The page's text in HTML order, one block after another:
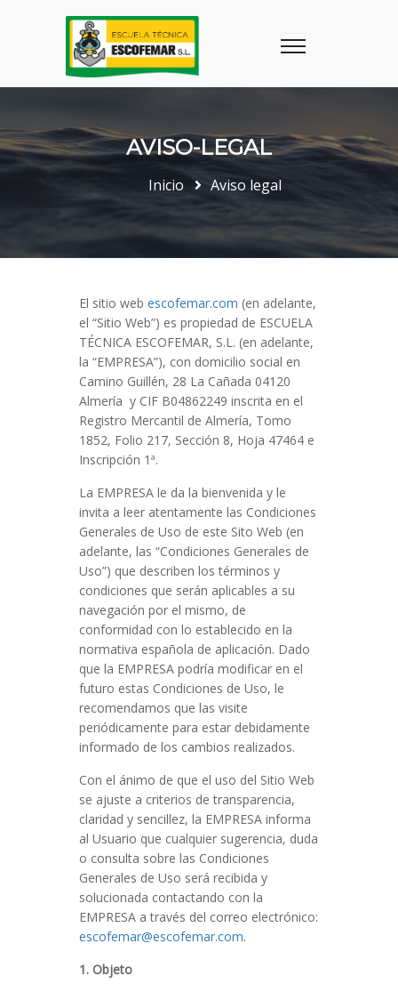
AVISO-LEGAL
Inicio Aviso legal
El sitio web escofemar.com (en adelante,
el “Sitio Web”) es propiedad de ESCUELA
TÉCNICA ESCOFEMAR, S.L. (en adelante,
la “EMPRESA”), con domicilio social en
Camino Guillén, 28 La Cañada 04120
Almería y CIF B04862249 inscrita en el
Registro Mercantil de Almería, Tomo
1852, Folio 217, Sección 8, Hoja 47464 e
Inscripción 1ª.
La EMPRESA le da la bienvenida y le
invita a leer atentamente las Condiciones
Generales de Uso de este Sito Web (en
adelante, las “Condiciones Generales de
Uso”) que describen los términos y
condiciones que serán aplicables a su
navegación por el mismo, de
conformidad con lo establecido en la
normativa española de aplicación. Dado
que la EMPRESA podría modificar en el
futuro estas Condiciones de Uso, le
recomendamos que las visite
periódicamente para estar debidamente
informado de los cambios realizados.
Con el ánimo de que el uso del Sitio Web
se ajuste a criterios de transparencia,
claridad y sencillez, la EMPRESA informa
al Usuario que cualquier sugerencia, duda
o consulta sobre las Condiciones
Generales de Uso será recibida y
solucionada contactando con la
EMPRESA a través del correo electrónico:
escofemar@escofemar.com.
1. Objeto